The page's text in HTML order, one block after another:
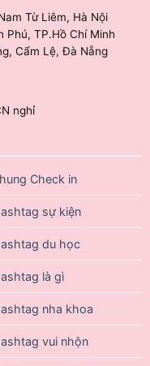
Từ Liêm, Hà Nội
Phú, TP.Hồ Chí Minh
Cẩm Lệ, Đà Nẵng
nghỉ
Check in
sự kiện
du học
là gì
nha khoa
vui nhộn